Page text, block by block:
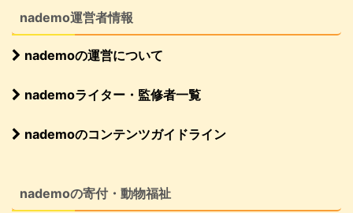
nademo運営者情報
nademoの運営について
nademoライター・監修者一覧
nademoのコンテンツガイドライン
nademoの寄付・動物福祉